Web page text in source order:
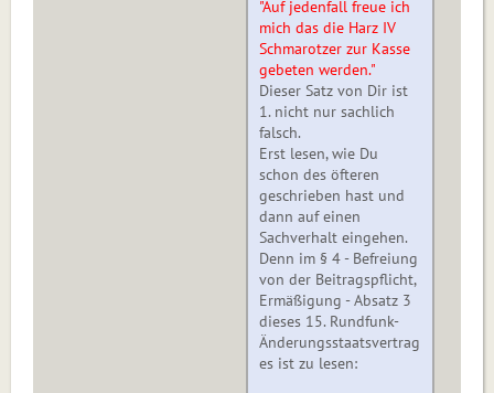
"Auf jedenfall freue ich
mich das die Harz IV
Schmarotzer zur Kasse
gebeten werden."
Dieser Satz von Dir ist
1. nicht nur sachlich
falsch.
Erst lesen, wie Du
schon des öfteren
geschrieben hast und
dann auf einen
Sachverhalt eingehen.
Denn im § 4 - Befreiung
von der Beitragspflicht,
Ermäßigung - Absatz 3
dieses 15. Rundfunk-
Änderungsstaatsvertrag
es ist zu lesen: